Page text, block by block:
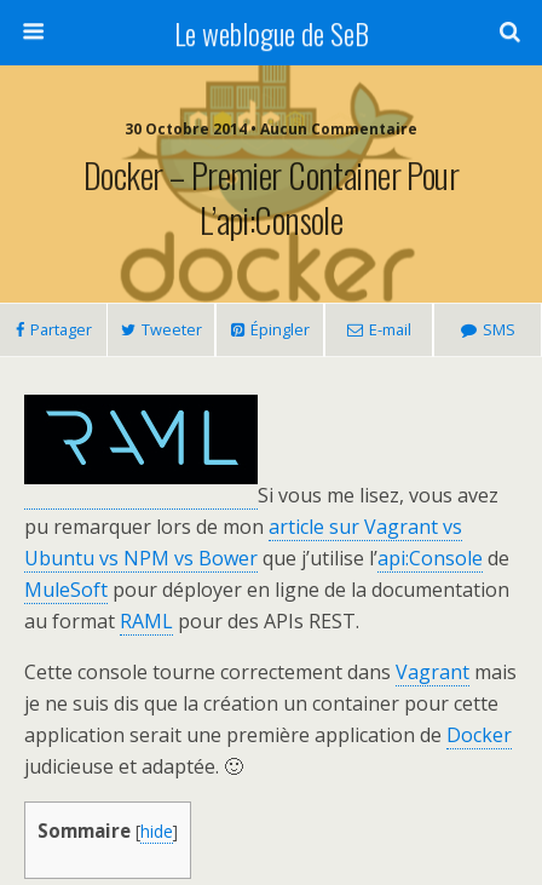
Le weblogue de SeB
30 Octobre 2014 • Aucun Commentaire
Docker – Premier Container Pour
L’api:Console
Partager Tweeter Épingler E-mail SMS
Si vous me lisez, vous avez
pu remarquer lors de mon article sur Vagrant vs
Ubuntu vs NPM vs Bowerque j’utilise l’api:Console de
MuleSoft pour déployer en ligne de la documentation
au format RAML pour des APIs REST.
Cette console tourne correctement dans Vagrant mais
je ne suis dis que la création un container pour cette
application serait une première application de Docker
judicieuse et adaptée. 🙂
Sommaire [hide]